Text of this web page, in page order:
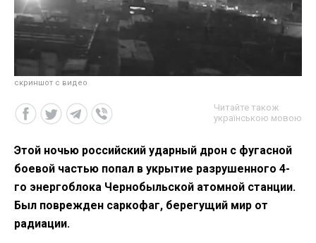
скриншот с видео
Читайте також
українською мовою
Этой ночью российский ударный дрон с фугасной
боевой частью попал в укрытие разрушенного 4-
го энергоблока Чернобыльской атомной станции.
Был поврежден саркофаг, берегущий мир от
радиации.